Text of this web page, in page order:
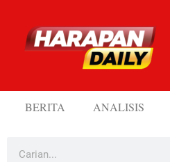
BERITA ANALISIS